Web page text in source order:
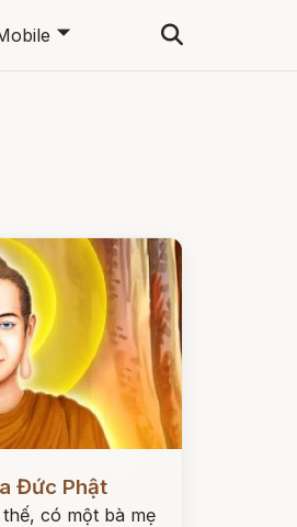
🞃
Đức Phật
có một bà mẹ